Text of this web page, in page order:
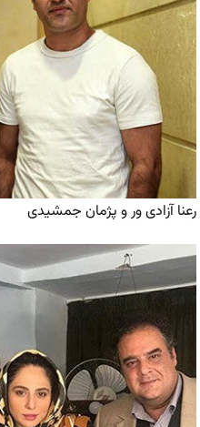
رعنا آزادی ور و پژمان جمشیدی